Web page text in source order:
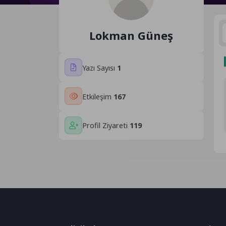
Lokman Güneş
Yazı Sayısı 1
Etkileşim 167
Profil Ziyareti 119